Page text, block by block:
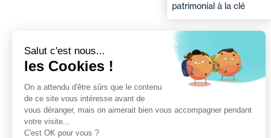
patrimonial à la clé